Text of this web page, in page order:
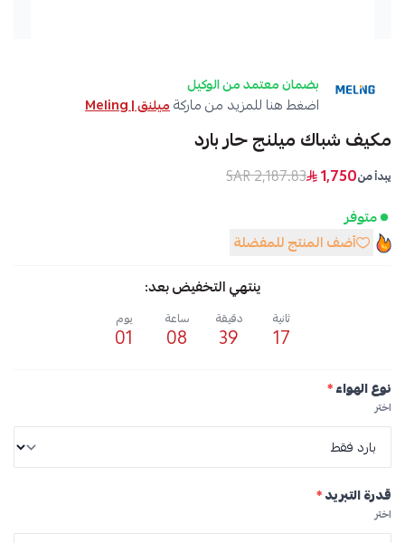
بضمان معتمد من الوكيل
اضغط هنا للمزيد من ماركةميلنق | Meling
مكيف شباك ميلنج حار بارد
يبدأ من1,750
2,187.83 SAR
متوفر
أضف المنتج للمفضلة
ينتهي التخفيض بعد:
17
ثانية
39
دقيقة
08
ساعة
01
يوم
نوع الهواء*
اختر
قدرة التبريد*
اختر